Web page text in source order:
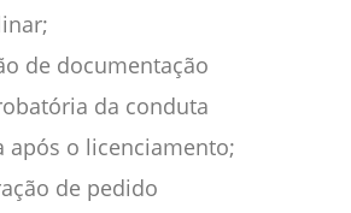
de documentação
da conduta
após o licenciamento;
de pedido